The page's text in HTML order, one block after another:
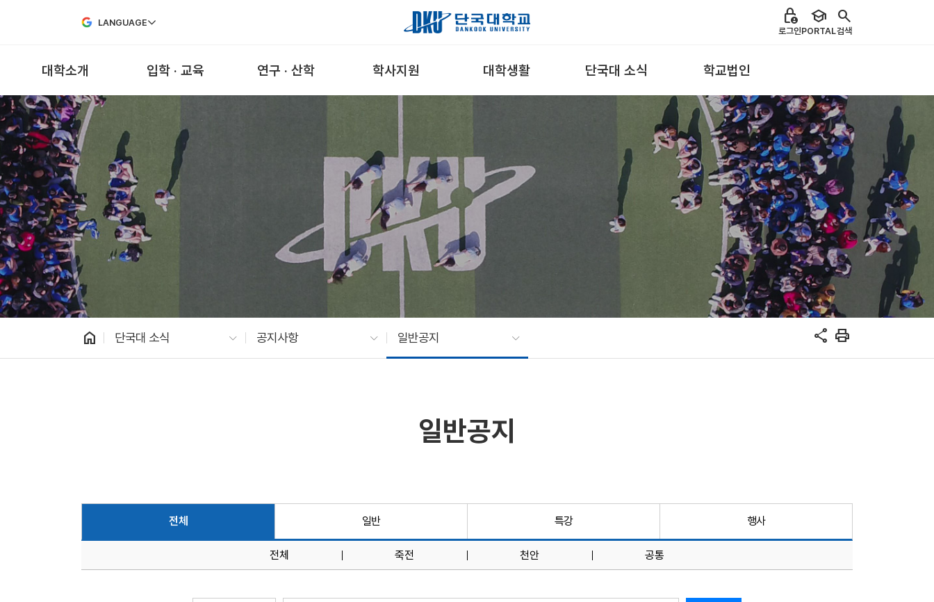
LANGUAGE lock_person
로그인
school
PORTAL
search
검색
대학소개 입학 · 교육 연구 · 산학 학사지원 대학생활 단국대 소식 학교법인
home 단국대 소식 공지사항 일반공지 share print
일반공지
전체 일반 특강 행사
전체 죽전 천안 공통